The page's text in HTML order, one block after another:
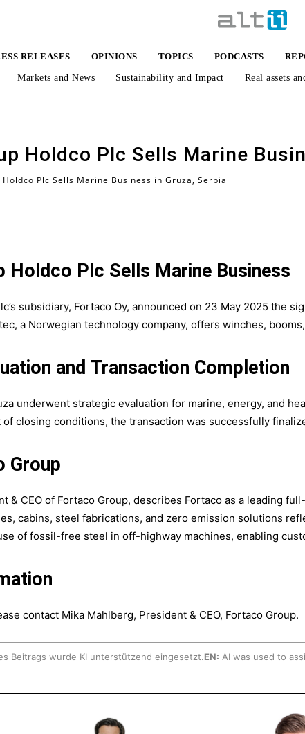
RELEASES OPINIONS TOPICS PODCASTS
Markets and News Sustainability and Impact Real assets
Holdco Plc Sells Marine
Plc Sells Marine Business in Gruza, Serbia
Holdco Plc Sells Marine Business
subsidiary, Fortaco Oy, announced on 23 May 2025 the
a Norwegian technology company, offers winches,
and Transaction Completion
underwent strategic evaluation for marine, energy, and
closing conditions, the transaction was successfully
Group
& CEO of Fortaco Group, describes Fortaco as a leading
cabins, steel fabrications, and zero emission solutions
of fossil-free steel in off-highway machines, enabling
contact Mika Mahlberg, President & CEO, Fortaco Group.
Beitrags wurde KI unterstützend eingesetzt.EN: AI was used to